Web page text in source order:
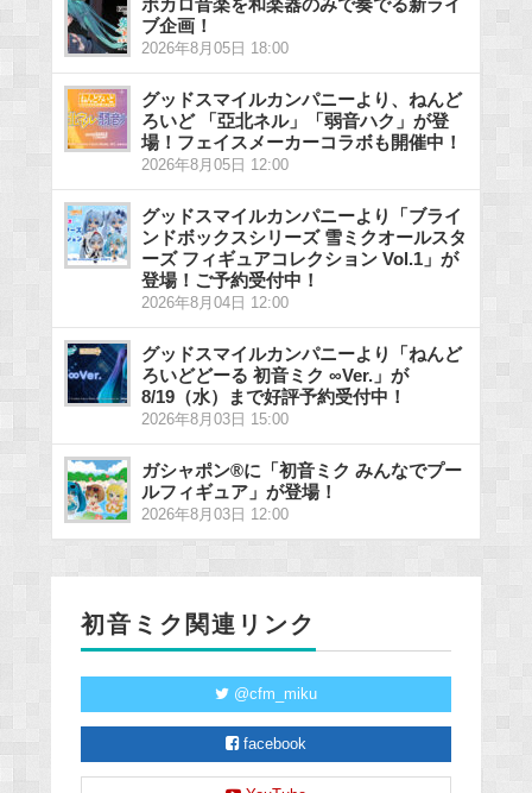
ボカロ音楽を和楽器のみで奏でる新ライ
ブ企画！
2026年8月05日 18:00
グッドスマイルカンパニーより、ねんど
ろいど 「亞北ネル」「弱音ハク」が登
場！フェイスメーカーコラボも開催中！
2026年8月05日 12:00
グッドスマイルカンパニーより「ブライ
ンドボックスシリーズ 雪ミクオールスタ
ーズ フィギュアコレクション Vol.1」が
登場！ご予約受付中！
2026年8月04日 12:00
グッドスマイルカンパニーより「ねんど
ろいどどーる 初音ミク ∞Ver.」が
8/19（水）まで好評予約受付中！
2026年8月03日 15:00
ガシャポン®に「初音ミク みんなでプー
ルフィギュア」が登場！
2026年8月03日 12:00
初音ミク関連リンク
@cfm_miku
facebook